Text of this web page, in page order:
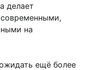
делает
на
ещё более